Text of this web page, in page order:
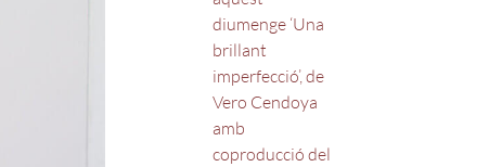
diumenge ‘Una
brillant
imperfecció’, de
Vero Cendoya
amb
coproducció del